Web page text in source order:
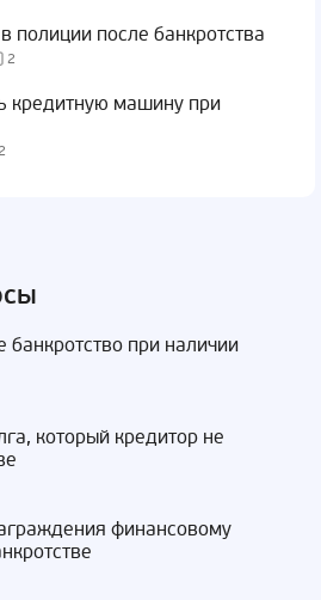
полиции после банкротства
2
кредитную машину при
банкротство при наличии
который кредитор не
финансовому